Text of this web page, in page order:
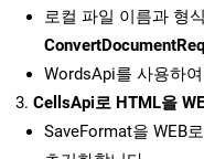
로컬 파일 이름과 형
WordsApi를 사용하
CellsApi로 HTML을
SaveFormat을 WEB